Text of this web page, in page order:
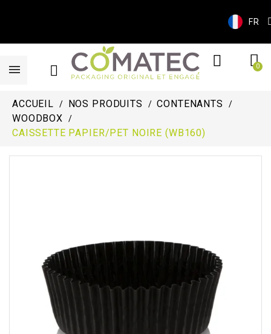
FR
ACCUEIL NOS PRODUITS
CONTENANTS
WOODBOX
CAISSETTE PAPIER/PET NOIRE (WB160)